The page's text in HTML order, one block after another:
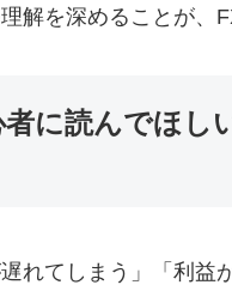
解を深めることが、
に読んでほし
遅れてしまう」「利